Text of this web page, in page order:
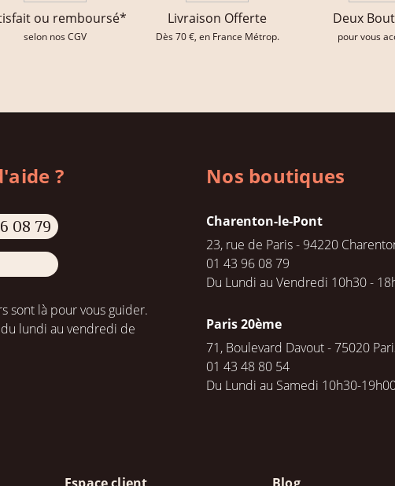
ou remboursé*
selon nos CGV
Livraison Offerte
Dès 70 €, en France Métrop.
Deux
pour vous
?
08 79
sont là pour vous guider.
lundi au vendredi de
Nos boutiques
Charenton-le-Pont
23, rue de Paris - 94220
01 43 96 08 79
Du Lundi au Vendredi 10h30 -
Paris 20ème
71, Boulevard Davout - 75020
01 43 48 80 54
Du Lundi au Samedi 10h30-